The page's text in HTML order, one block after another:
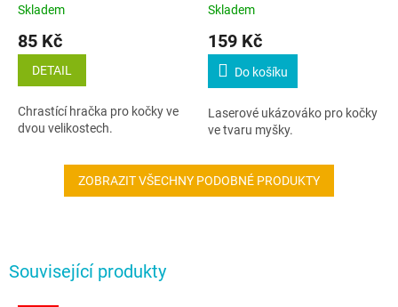
Související produkty
Skladem
85 Kč
DETAIL
Chrastící hračka pro kočky ve
dvou velikostech.
Skladem
159 Kč
Do košíku
Laserové ukázováko pro kočky
ve tvaru myšky.
ZOBRAZIT VŠECHNY PODOBNÉ PRODUKTY